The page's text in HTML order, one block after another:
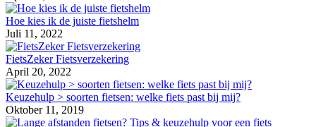
Hoe kies ik de juiste fietshelm
Juli 11, 2022
FietsZeker Fietsverzekering
April 20, 2022
Keuzehulp > soorten fietsen: welke fiets past bij mij?
Oktober 11, 2019